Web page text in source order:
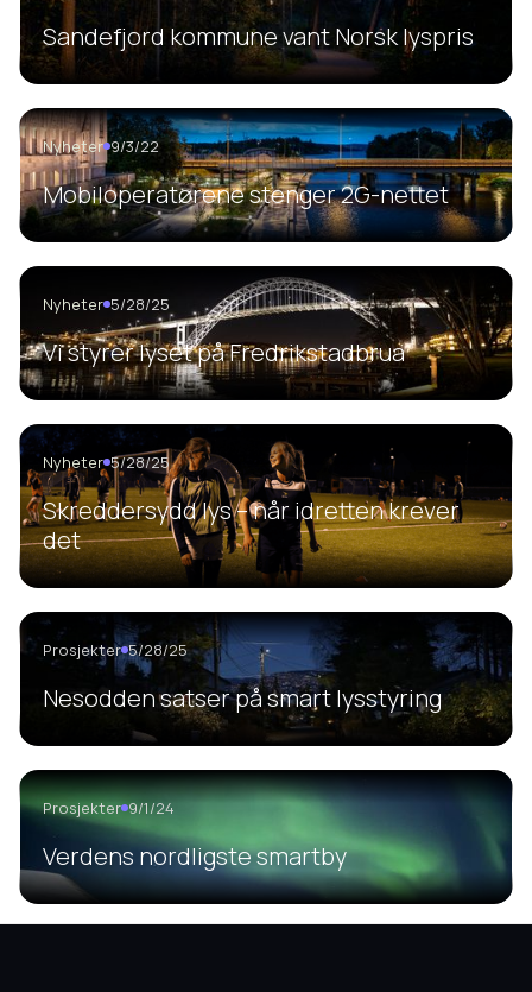
Sandefjord kommune vant Norsk lyspris
Nyheter 9/3/22
Mobiloperatørene stenger 2G-nettet
Nyheter 5/28/25
Vi styrer lyset på Fredrikstadbrua
Nyheter 5/28/25
Skreddersydd lys – når idretten krever
det
Prosjekter 5/28/25
Nesodden satser på smart lysstyring
Prosjekter 9/1/24
Verdens nordligste smartby